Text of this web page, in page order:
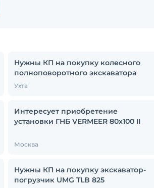
Нужны КП на покупку колесного
полноповоротного экскаватора
Ухта
Интересует приобретение
установки ГНБ VERMEER 80x100 II
Москва
Нужны КП на покупку экскаватор-
погрузчик UMG TLB 825